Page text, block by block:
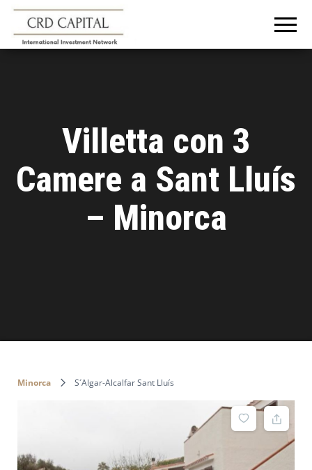
Villetta con 3
Camere a Sant Lluís
– Minorca
Minorca S´Algar-Alcalfar Sant Lluís